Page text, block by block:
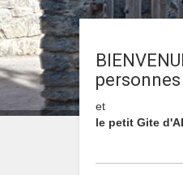
personnes
et
le petit Gite